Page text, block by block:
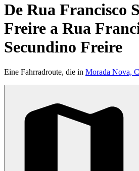
De Rua Francisco
Freire a Rua
Secundino Freire
Eine Fahrradroute, die in Morada Nova,